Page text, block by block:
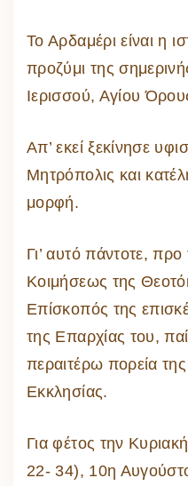
Το Αρδαμέρι είναι η
προζύμι της
Ιερισσού, Αγίου
Απ’ εκεί ξεκίνησε
Μητρόπολις και
μορφή.
Γι’ αυτό πάντοτε,
Κοιμήσεως της
Επίσκοπός της
της Επαρχίας του,
περαιτέρω πορεία
Εκκλησίας.
Για φέτος την
22- 34), 10η